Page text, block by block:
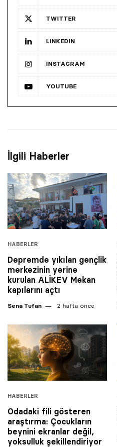
TWITTER
LINKEDIN
INSTAGRAM
YOUTUBE
İlgili Haberler
HABERLER
Depremde yıkılan gençlik
merkezinin yerine
kurulan ALİKEV Mekan
kapılarını açtı
Sena Tufan 2 hafta önce
HABERLER
Odadaki fili gösteren
araştırma: Çocukların
beynini ekranlar değil,
yoksulluk şekillendiriyor